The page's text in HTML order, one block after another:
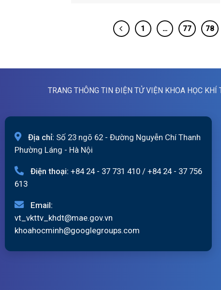
1 … 77 78
TRANG THÔNG TIN ĐIỆN TỬ VIỆN KHOA HỌC KHÍ
Địa chỉ: Số 23 ngõ 62 - Đường Nguyễn Chí Thanh
Phường Láng - Hà Nội
Điện thoại: +84 24 - 37 731 410 / +84 24 - 37 756
613
Email:
vt_vkttv_khdt@mae.gov.vn
khoahocminh@googlegroups.com